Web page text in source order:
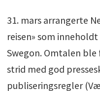
31. mars arrangerte
reisen» som
Swegon. Omtalen
strid med god
publiseringsregler